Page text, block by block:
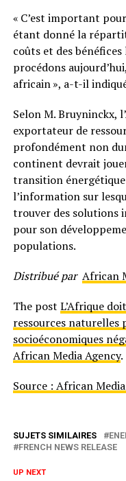
« C’est important
étant donné la
coûts et des
procédons
africain », a-t-il
Selon M. Bruyninckx,
exportateur de
profondément non
continent devrait
transition
l’information sur
trouver des solutions
pour son
populations.
Distribué par African
The post L’Afrique
ressources naturelles
socioéconomiques
African Media Agency.
Source : African
SUJETS SIMILAIRES
FRENCH NEWS RELEASE
UP NEXT